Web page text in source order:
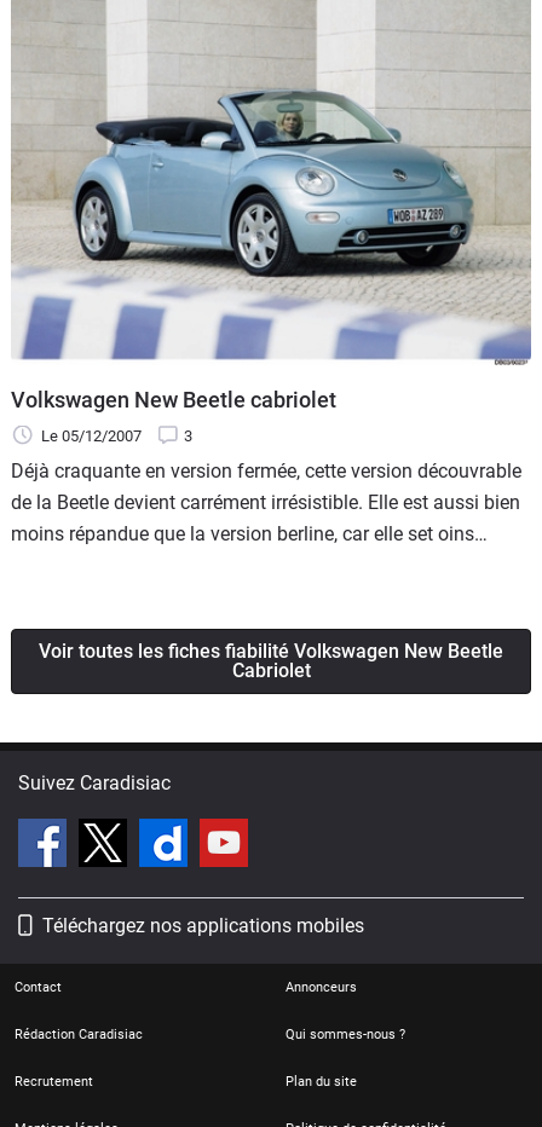
Volkswagen New Beetle cabriolet
Le 05/12/2007 3
Déjà craquante en version fermée, cette version découvrable
de la Beetle devient carrément irrésistible. Elle est aussi bien
moins répandue que la version berline, car elle set oins
étroitesse de l'offre participe au maintien de cours assez
élevés. Mais pour qui peut faire l'effort financier, l'achat est
vraiment à conseiller : c'est une voiture plaisir, qui présente
niveau de fiabilité.
Voir toutes les fiches fiabilité Volkswagen New Beetle
Cabriolet
Suivez Caradisiac
Téléchargez nos applications mobiles
Contact Annonceurs
Rédaction Caradisiac Qui sommes-nous ?
Recrutement Plan du site